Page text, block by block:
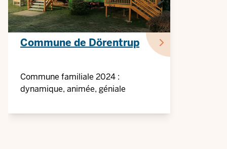
Commune de Dörentrup
Commune familiale 2024 :
dynamique, animée, géniale